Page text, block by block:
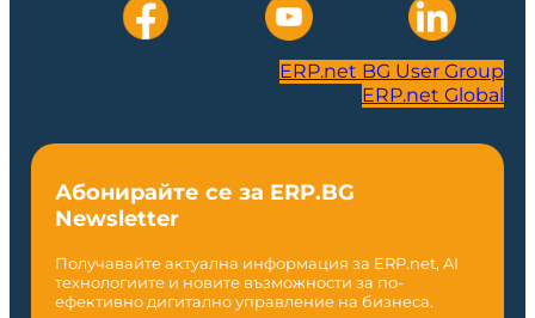
ERP.net BG User Group
ERP.net Global
Абонирайте се за ERP.BG
Newsletter
Получавайте актуална информация за ERP.net, AI
технологиите и новите възможности за по-
ефективно дигитално управление на бизнеса.